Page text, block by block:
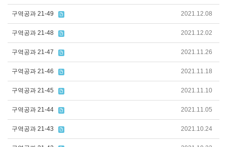
구역공과 21-49 2021.12.08
구역공과 21-48 2021.12.02
구역공과 21-47 2021.11.26
구역공과 21-46 2021.11.18
구역공과 21-45 2021.11.10
구역공과 21-44 2021.11.05
구역공과 21-43 2021.10.24